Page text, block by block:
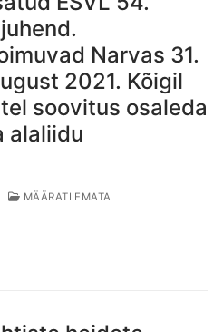
Narvas 31.
2021. Kõigil
soovitus osaleda
alaliidu
MÄÄRATLEMATA